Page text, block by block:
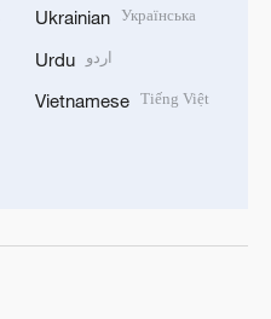
Ukrainian Українська
Urdu اردو
Vietnamese Tiếng Việt